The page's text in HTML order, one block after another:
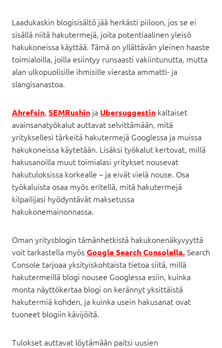
Laadukaskin blogisisältö jää herkästi piiloon, jos se ei
sisällä niitä hakutermejä, joita potentiaalinen yleisö
hakukoneissa käyttää. Tämä on yllättävän yleinen haaste
toimialoilla, joilla esiintyy runsaasti vakiintunutta, mutta
alan ulkopuolisille ihmisille vierasta ammatti- ja
slangisanastoa.
Ahrefsin, SEMRushin ja Ubersuggestin kaltaiset
avainsanatyökalut auttavat selvittämään, mitä
yrityksellesi tärkeitä hakutermejä Googlessa ja muissa
hakukoneissa käytetään. Lisäksi työkalut kertovat, millä
hakusanoilla muut toimialasi yritykset nousevat
hakutuloksissa korkealle – ja eivät vielä nouse. Osa
työkaluista osaa myös eritellä, mitä hakutermejä
kilpailijasi hyödyntävät maksetussa
hakukonemainonnassa.
Oman yritysblogin tämänhetkistä hakukonenäkyvyyttä
voit tarkastella myösGoogle Search Consolella.Search
Console tarjoaa yksityiskohtaista tietoa siitä, millä
hakutermeillä blogi nousee Googlessa esiin, kuinka
monta näyttökertaa blogi on kerännyt yksittäistä
hakutermiä kohden, ja kuinka usein hakusanat ovat
tuoneet blogiin kävijöitä.
Tulokset auttavat löytämään paitsi uusien